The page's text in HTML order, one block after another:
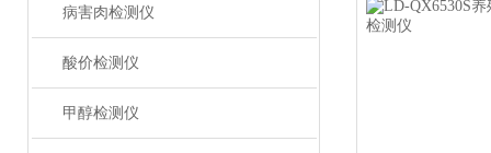
病害肉检测仪
酸价检测仪
甲醇检测仪